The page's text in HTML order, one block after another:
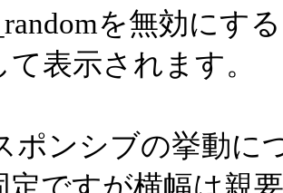
を無効にす
表示されます。
ポンシブの挙動に